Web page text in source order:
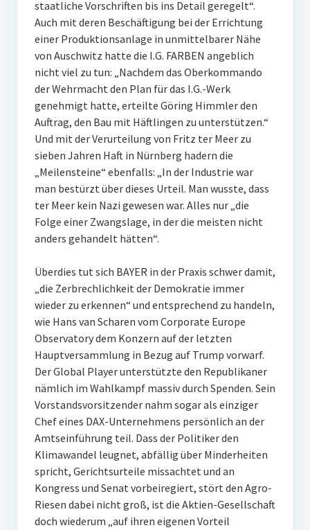
staatliche Vorschriften bis ins Detail geregelt“.
Auch mit deren Beschäftigung bei der Errichtung
einer Produktionsanlage in unmittelbarer Nähe
von Auschwitz hatte die I.G. FARBEN angeblich
nicht viel zu tun: „Nachdem das Oberkommando
der Wehrmacht den Plan für das I.G.-Werk
genehmigt hatte, erteilte Göring Himmler den
Auftrag, den Bau mit Häftlingen zu unterstützen.“
Und mit der Verurteilung von Fritz ter Meer zu
sieben Jahren Haft in Nürnberg hadern die
„Meilensteine“ ebenfalls: „In der Industrie war
man bestürzt über dieses Urteil. Man wusste, dass
ter Meer kein Nazi gewesen war. Alles nur „die
Folge einer Zwangslage, in der die meisten nicht
anders gehandelt hätten“.
Überdies tut sich BAYER in der Praxis schwer damit,
„die Zerbrechlichkeit der Demokratie immer
wieder zu erkennen“ und entsprechend zu handeln,
wie Hans van Scharen vom Corporate Europe
Observatory dem Konzern auf der letzten
Hauptversammlung in Bezug auf Trump vorwarf.
Der Global Player unterstützte den Republikaner
nämlich im Wahlkampf massiv durch Spenden. Sein
Vorstandsvorsitzender nahm sogar als einziger
Chef eines DAX-Unternehmens persönlich an der
Amtseinführung teil. Dass der Politiker den
Klimawandel leugnet, abfällig über Minderheiten
spricht, Gerichtsurteile missachtet und an
Kongress und Senat vorbeiregiert, stört den Agro-
Riesen dabei nicht groß, ist die Aktien-Gesellschaft
doch wiederum „auf ihren eigenen Vorteil